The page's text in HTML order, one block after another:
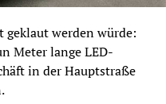
geklaut werden würde:
Meter lange LED-
in der Hauptstraße